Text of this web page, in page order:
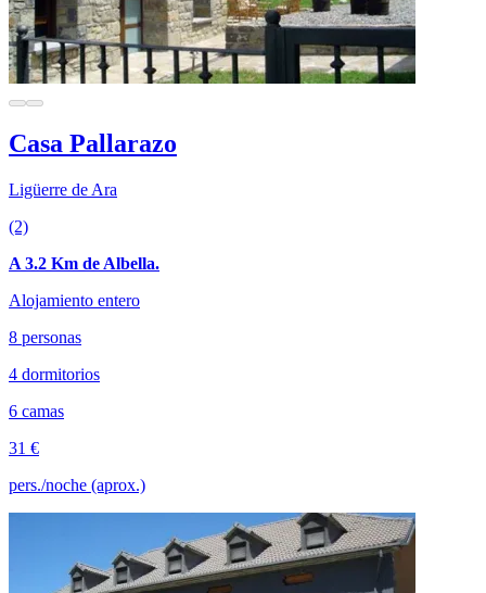
Casa Pallarazo
Ligüerre de Ara
(2)
A 3.2 Km de Albella.
Alojamiento entero
8 personas
4 dormitorios
6 camas
31 €
pers./noche (aprox.)